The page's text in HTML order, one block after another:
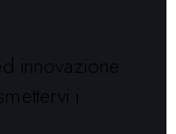
innovazione
i